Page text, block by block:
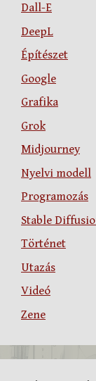
Dall-E
DeepL
Építészet
Google
Grafika
Grok
Midjourney
Nyelvi modell
Programozás
Stable
Történet
Utazás
Videó
Zene